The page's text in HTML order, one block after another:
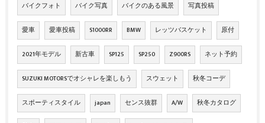
バイクフォト バイク写真 バイクのある風景 写真投稿
愛車 愛車投稿 S1000RR BMW レッツバスケット 原付
2021年モデル 新古車 SP125 SP250 Z900RS ネット予約
SUZUKI MOTORSでオシャレを楽しもう スウェット 秋冬コーデ
スポーティスタイル japan センス抜群 A/W 秋冬カタログ